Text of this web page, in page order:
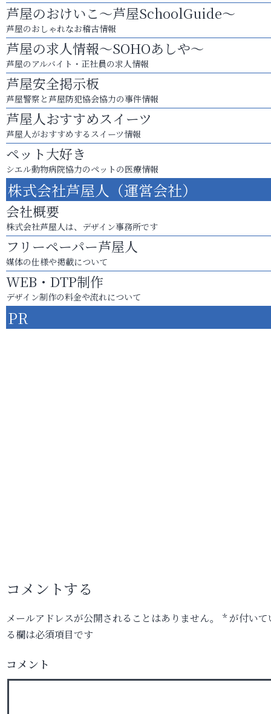
芦屋のおけいこ～芦屋SchoolGuide～
芦屋のおしゃれなお稽古情報
芦屋の求人情報～SOHOあしや～
芦屋のアルバイト・正社員の求人情報
芦屋安全掲示板
芦屋警察と芦屋防犯協会協力の事件情報
芦屋人おすすめスイーツ
芦屋人がおすすめするスイーツ情報
ペット大好き
シエル動物病院協力のペットの医療情報
株式会社芦屋人（運営会社）
会社概要
株式会社芦屋人は、デザイン事務所です
フリーペーパー芦屋人
媒体の仕様や掲載について
WEB・DTP制作
デザイン制作の料金や流れについて
PR
コメントする
メールアドレスが公開されることはありません。 *が付いて
る欄は必須項目です
コメント